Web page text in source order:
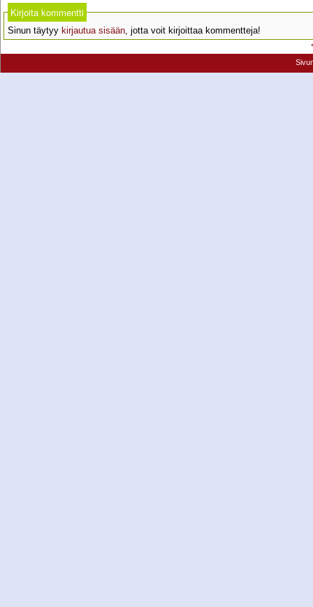
Kirjoita kommentti
Sinun täytyy kirjautua sisään, jotta voit kirjoittaa kommentteja!